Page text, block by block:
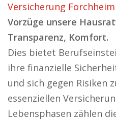
Versicherung Forchheim
Vorzüge unsere
Transparenz, Komfort.
Dies bietet
ihre finanzielle
und sich gegen Risiken
essenziellen
Lebensphasen zählen